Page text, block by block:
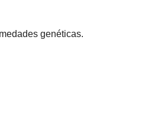
genéticas.